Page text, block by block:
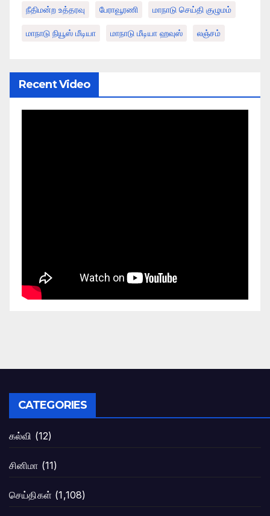
நீதிமன்ற உத்தரவு பேராவூரணி மாநாடு செய்தி குழுமம்
மாநாடு நியூஸ் மீடியா மாநாடு மீடியா ஹவுஸ் லஞ்சம்
Recent Video
CATEGORIES
கல்வி (12)
சினிமா (11)
செய்திகள் (1,108)